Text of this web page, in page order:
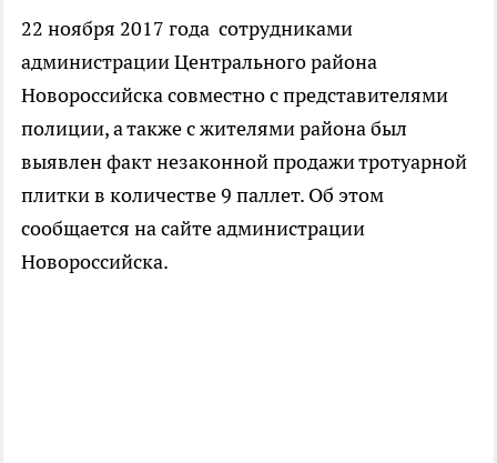
22 ноября 2017 года сотрудниками
администрации Центрального района
Новороссийска совместно с представителями
полиции, а также с жителями района был
выявлен факт незаконной продажи тротуарной
плитки в количестве 9 паллет. Об этом
сообщается на сайте администрации
Новороссийска.